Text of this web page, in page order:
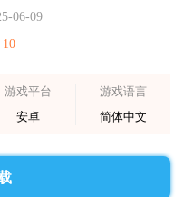
06-09
游戏平台
安卓
游戏语言
简体中文